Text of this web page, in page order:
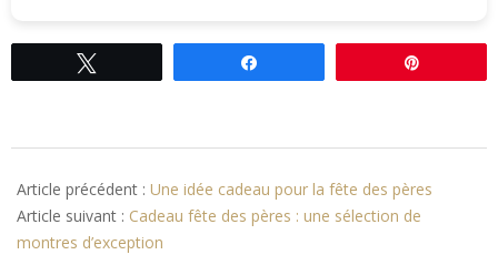
06-
04
Article précédent : Une idée cadeau pour la fête des pères
Article suivant : Cadeau fête des pères : une sélection de
montres d’exception